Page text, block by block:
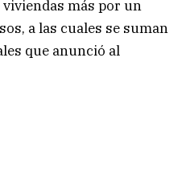
más por un
a las cuales se suman
que anunció al